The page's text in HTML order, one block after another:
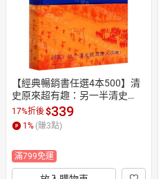
【經典暢銷書任選4本500】清
史原來超有趣：另一半清史
（附加碼02）丨天龍圖書簡體
字專賣店丨978751134609401
(tl2605_中智)
17%折後$339
1 % (賺3點)
滿799免運